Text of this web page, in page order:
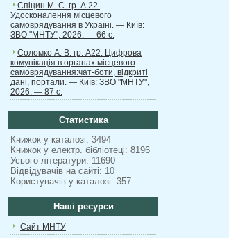
Спіцин М. С. гр. А 22.
Удосконалення місцевого
самоврядування в Україні. — Київ:
ЗВО "МНТУ", 2026. — 66 с.
Соломко А. В. гр. А22. Цифрова
комунікація в органах місцевого
самоврядування:чат-боти, відкриті
дані, портали. — Київ: ЗВО "МНТУ",
2026. — 87 с.
Статистика
Книжок у каталозі: 3494
Книжок у електр. бібліотеці: 8196
Усього літератури: 11690
Відвідувачів на сайті: 10
Користувачів у каталозі: 357
Наші ресурси
Сайт МНТУ